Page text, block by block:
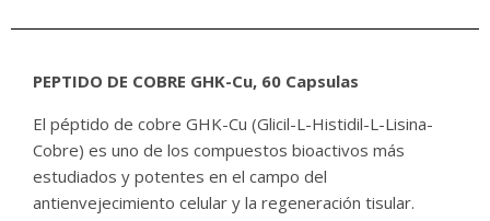
PEPTIDO DE COBRE GHK-Cu, 60 Capsulas
El péptido de cobre GHK-Cu (Glicil-L-Histidil-L-Lisina-
Cobre) es uno de los compuestos bioactivos más
estudiados y potentes en el campo del
antienvejecimiento celular y la regeneración tisular.